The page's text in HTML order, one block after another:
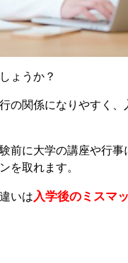
ょうか？
の関係になりやすく
前に大学の講座や行
を取れます。
いは 入学後のミスマ